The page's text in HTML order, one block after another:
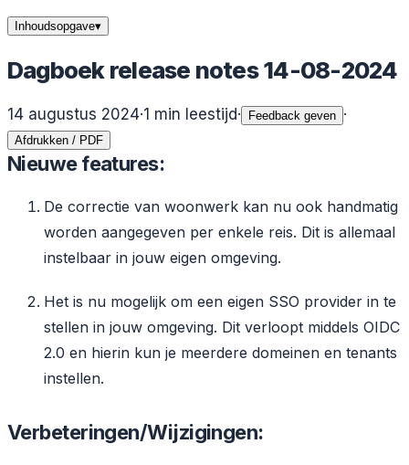
Inhoudsopgave▾
Dagboek release notes 14-08-2024
14 augustus 2024·1 min leestijd· Feedback geven ·
Afdrukken / PDF
Nieuwe features:
De correctie van woonwerk kan nu ook handmatig
worden aangegeven per enkele reis. Dit is allemaal
instelbaar in jouw eigen omgeving.
Het is nu mogelijk om een eigen SSO provider in te
stellen in jouw omgeving. Dit verloopt middels OIDC
2.0 en hierin kun je meerdere domeinen en tenants
instellen.
Verbeteringen/Wijzigingen: